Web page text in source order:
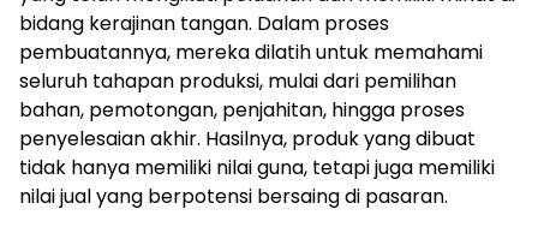
bidang kerajinan tangan. Dalam proses
pembuatannya, mereka dilatih untuk memahami
seluruh tahapan produksi, mulai dari pemilihan
bahan, pemotongan, penjahitan, hingga proses
penyelesaian akhir. Hasilnya, produk yang dibuat
tidak hanya memiliki nilai guna, tetapi juga memiliki
nilai jual yang berpotensi bersaing di pasaran.